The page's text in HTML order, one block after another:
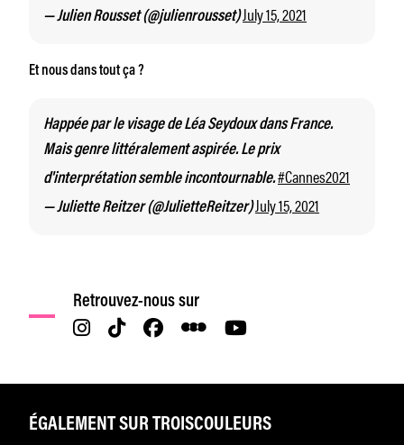
— Julien Rousset (@julienrousset)July 15, 2021
Et nous dans tout ça ?
Happée par le visage de Léa Seydoux dans France.
Mais genre littéralement aspirée. Le prix
d'interprétation semble incontournable.#Cannes2021
— Juliette Reitzer (@JulietteReitzer)July 15, 2021
Retrouvez-nous sur
ÉGALEMENT SUR TROISCOULEURS